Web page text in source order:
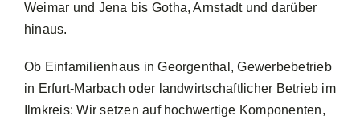
Weimar und Jena bis Gotha, Arnstadt und darüber
hinaus.
Ob Einfamilienhaus in Georgenthal, Gewerbebetrieb
in Erfurt-Marbach oder landwirtschaftlicher Betrieb im
Ilmkreis: Wir setzen auf hochwertige Komponenten,